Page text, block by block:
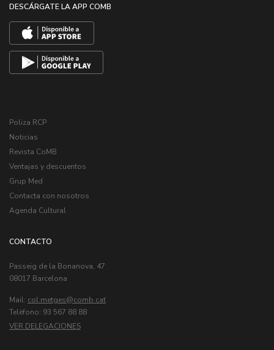
DESCÁRGATE LA APP COMB
Poliza RCP
Noticias
Revista CoMB
Ventajas y descuentos
Grup Med
Contacta con nosotros
Agenda Cultural
CONTACTO
Passeig de la Bonanova, 47
08017 Barcelona
Mail: col.metges
Telèfono: 93 567 88 88
VER DELEGACIONES